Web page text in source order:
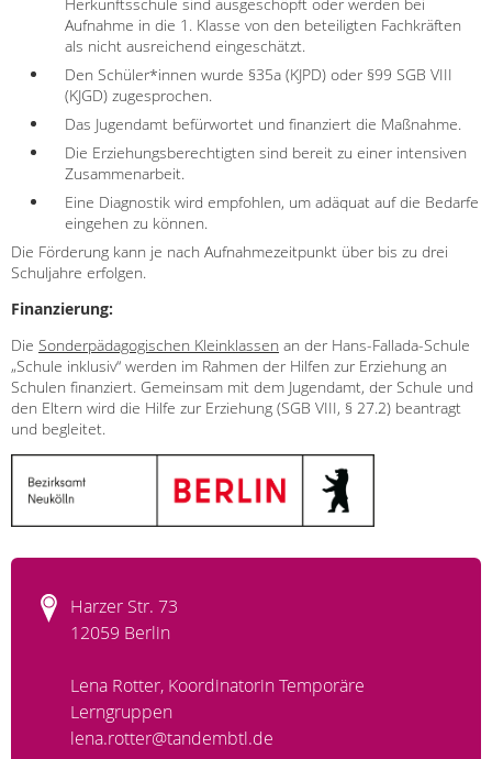
Aufnahme in die 1. Klasse von den beteiligten Fachkräften
als nicht ausreichend eingeschätzt.
Den Schüler*innen wurde §35a (KJPD) oder §99 SGB VIII
(KJGD) zugesprochen.
Das Jugendamt befürwortet und finanziert die Maßnahme.
Die Erziehungsberechtigten sind bereit zu einer intensiven
Zusammenarbeit.
Eine Diagnostik wird empfohlen, um adäquat auf die Bedarfe
eingehen zu können.
Die Förderung kann je nach Aufnahmezeitpunkt über bis zu drei
Schuljahre erfolgen.
Finanzierung:
Die Sonderpädagogischen Kleinklassen an der Hans-Fallada-Schule
„Schule inklusiv“ werden im Rahmen der Hilfen zur Erziehung an
Schulen finanziert. Gemeinsam mit dem Jugendamt, der Schule und
den Eltern wird die Hilfe zur Erziehung (SGB VIII, § 27.2) beantragt
und begleitet.
Harzer Str. 73
12059 Berlin
Lena Rotter, Koordinatorin Temporäre
Lerngruppen
lena.rotter@tandembtl.de